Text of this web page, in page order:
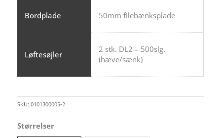
Bordplade 50mm filebænksplade
Løftesøjler
2 stk. DL2 – 500slg.
(hæve/sænk)
SKU: 0101300005-2
Størrelser